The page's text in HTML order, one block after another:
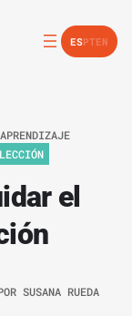
ESPTEN
el
SUSANA RUEDA